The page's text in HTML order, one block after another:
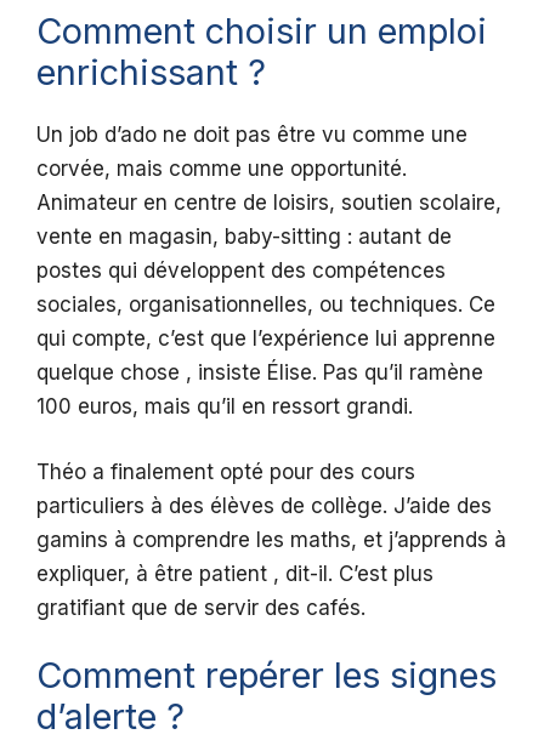
Comment choisir un emploi
enrichissant ?
Un job d’ado ne doit pas être vu comme une
corvée, mais comme une opportunité.
Animateur en centre de loisirs, soutien scolaire,
vente en magasin, baby-sitting : autant de
postes qui développent des compétences
sociales, organisationnelles, ou techniques. Ce
qui compte, c’est que l’expérience lui apprenne
quelque chose , insiste Élise. Pas qu’il ramène
100 euros, mais qu’il en ressort grandi.
Théo a finalement opté pour des cours
particuliers à des élèves de collège. J’aide des
gamins à comprendre les maths, et j’apprends à
expliquer, à être patient , dit-il. C’est plus
gratifiant que de servir des cafés.
Comment repérer les signes
d’alerte ?